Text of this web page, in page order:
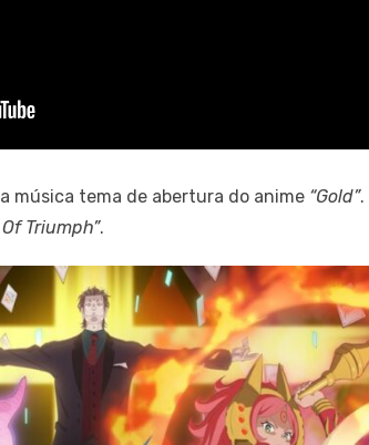
música tema de abertura do anime “Gold”.
Triumph”.